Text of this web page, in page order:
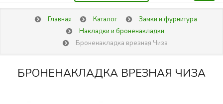
Главная Каталог
Замки и фурнитура
Накладки и броненакладки
Броненакладка врезная Чиза
БРОНЕНАКЛАДКА ВРЕЗНАЯ ЧИЗА